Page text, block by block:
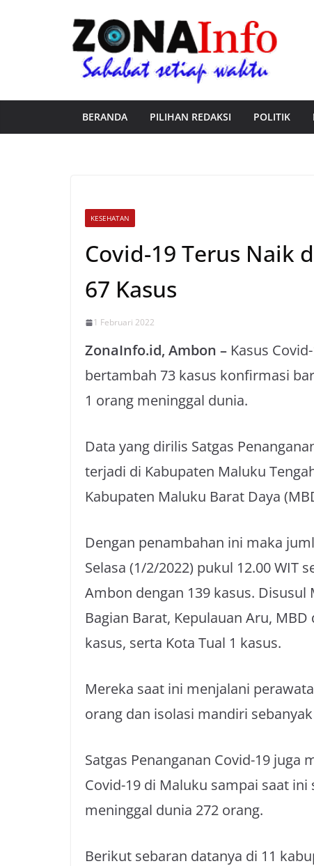
BERANDA PILIHAN REDAKSI POLITIK
KESEHATAN
Covid-19 Terus Naik
67 Kasus
1 Februari 2022
ZonaInfo.id, Ambon – Kasus
bertambah 73 kasus konfirmasi
1 orang meninggal dunia.
Data yang dirilis Satgas
terjadi di Kabupaten Maluku
Kabupaten Maluku Barat Daya
Dengan penambahan ini maka
Selasa (1/2/2022) pukul 12.00 WIT
Ambon dengan 139 kasus. Disusul
Bagian Barat, Kepulauan Aru,
kasus, serta Kota Tual 1 kasus.
Mereka saat ini menjalani
orang dan isolasi mandiri
Satgas Penanganan Covid-19
Covid-19 di Maluku sampai saat ini
meninggal dunia 272 orang.
Berikut sebaran datanya di 11